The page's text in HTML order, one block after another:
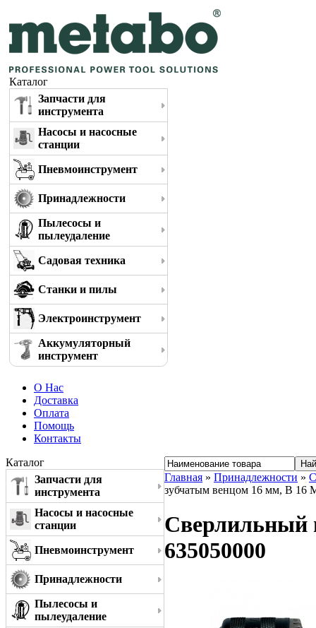
Каталог
Запчасти для
инструмента
Насосы и насосные
станции
Пневмоинструмент
Принадлежности
Пылесосы и
пылеудаление
Садовая техника
Станки и пилы
Электроинструмент
Аккумуляторный
инструмент
О Нас
Доставка
Оплата
Помощь
Контакты
Каталог
Запчасти для
инструмента
Насосы и насосные
станции
Пневмоинструмент
Принадлежности
Пылесосы и
пылеудаление
Главная » Принадлежности »
зубчатым венцом 16 мм, В 16
Сверлильный
635050000